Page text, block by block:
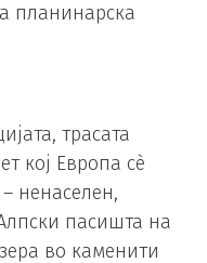
планинарска
трасата
кој Европа сè
ненаселен,
пасишта на
во каменити